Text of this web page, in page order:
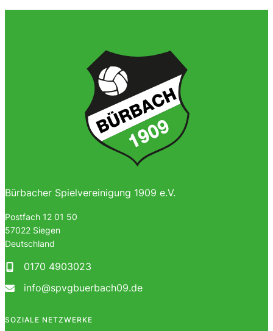
Bürbacher Spielvereinigung 1909 e.V.
Postfach 12 01 50
57022 Siegen
Deutschland
0170 4903023
info@spvgbuerbach09.de
SOZIALE NETZWERKE